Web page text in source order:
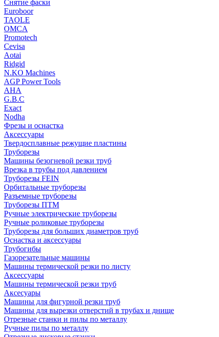
Снятие фаски
Euroboor
TAOLE
OMCA
Promotech
Cevisa
Aotai
Ridgid
N.KO Machines
AGP Power Tools
AHA
G.B.C
Exact
Nodha
Фрезы и оснастка
Аксессуары
Твердосплавные режущие пластины
Труборезы
Машины безогневой резки труб
Врезка в трубы под давлением
Труборезы FEIN
Орбитальные труборезы
Разъемные труборезы
Труборезы ПТМ
Ручные электрические труборезы
Ручные роликовые труборезы
Труборезы для больших диаметров труб
Оснастка и аксессуары
Трубогибы
Газорезательные машины
Машины термической резки по листу
Аксессуары
Машины термической резки труб
Аксесуары
Машины для фигурной резки труб
Машины для вырезки отверстий в трубах и днище
Отрезные станки и пилы по металлу
Ручные пилы по металлу